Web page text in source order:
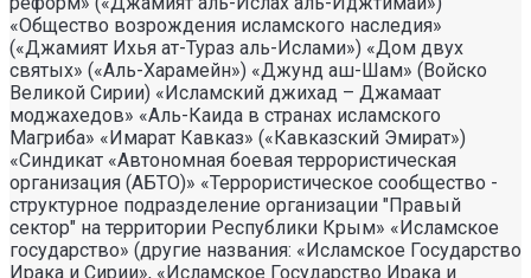
«Общество возрождения исламского наследия»
(«Джамият Ихья ат-Тураз аль-Ислами») «Дом двух
святых» («Аль-Харамейн») «Джунд аш-Шам» (Войско
Великой Сирии) «Исламский джихад – Джамаат
моджахедов» «Аль-Каида в странах исламского
Магриба» «Имарат Кавказ» («Кавказский Эмират»)
«Синдикат «Автономная боевая террористическая
организация (АБТО)» «Террористическое сообщество -
структурное подразделение организации "Правый
сектор" на территории Республики Крым» «Исламское
государство» (другие названия: «Исламское Государство
Ирака и Сирии», «Исламское Государство Ирака и